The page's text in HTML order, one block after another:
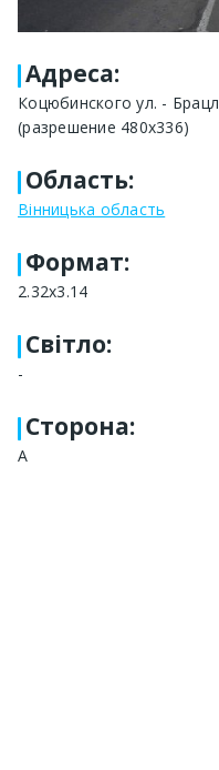
Адреса:
Коцюбинского ул. -
(разрешение 480х336)
Область:
Вінницька область
Формат:
2.32x3.14
Світло:
-
Сторона:
A